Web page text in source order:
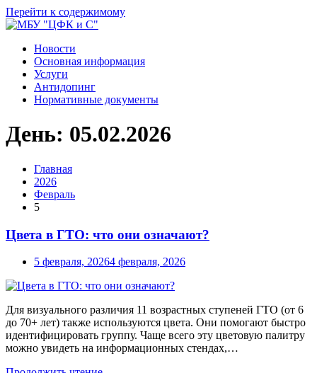
Перейти к содержимому
Новости
Основная информация
Услуги
Антидопинг
Нормативные документы
День: 05.02.2026
Главная
2026
Февраль
5
Цвета в ГТО: что они означают?
5 февраля, 20264 февраля, 2026
Для визуального различия 11 возрастных ступеней ГТО (от 6
до 70+ лет) также используются цвета. Они помогают быстро
идентифицировать группу. Чаще всего эту цветовую палитру
можно увидеть на информационных стендах,…